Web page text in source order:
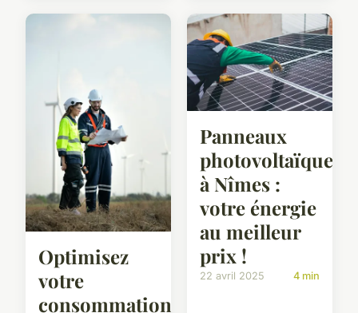
Optimisez
votre
consommation
Panneaux
photovoltaïques
à Nîmes :
votre énergie
au meilleur
prix !
22 avril 2025 4 min